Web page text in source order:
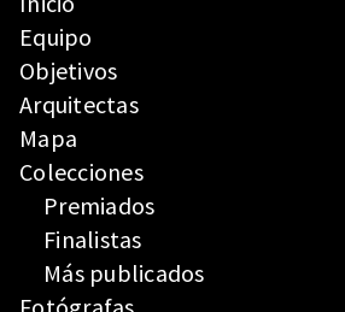
Equipo
Objetivos
Arquitectas
Mapa
Colecciones
Premiados
Finalistas
Más publicados